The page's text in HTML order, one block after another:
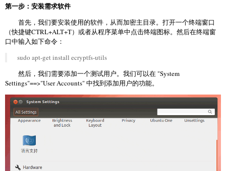
第一步：安装需求软件
首先，我们要安装使用的软件，从而加密主目录。打开一个终端窗口
（快捷键CTRL+ALT+T）或者从程序菜单中点击终端图标。然后在终端窗
口中输入如下命令：
sudo apt-get install ecryptfs-utils
然后，我们需要添加一个测试用户。我们可以在 "System
Settings"==>"User Accounts" 中找到添加用户的功能。